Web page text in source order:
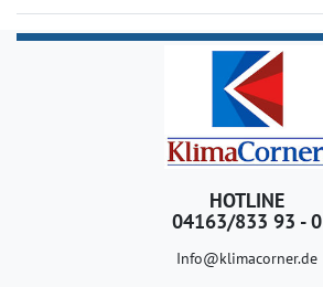
HOTLINE
04163/833 93 - 0
Info@klimacorner.de